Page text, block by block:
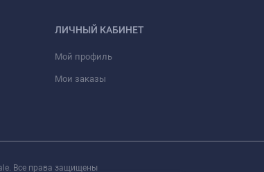
ЛИЧНЫЙ КАБИНЕТ
Мой профиль
Мои заказы
Все права защищены